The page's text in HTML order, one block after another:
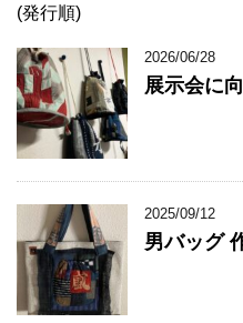
(発行順)
2026/06/28
展示会に
2025/09/12
男バッグ